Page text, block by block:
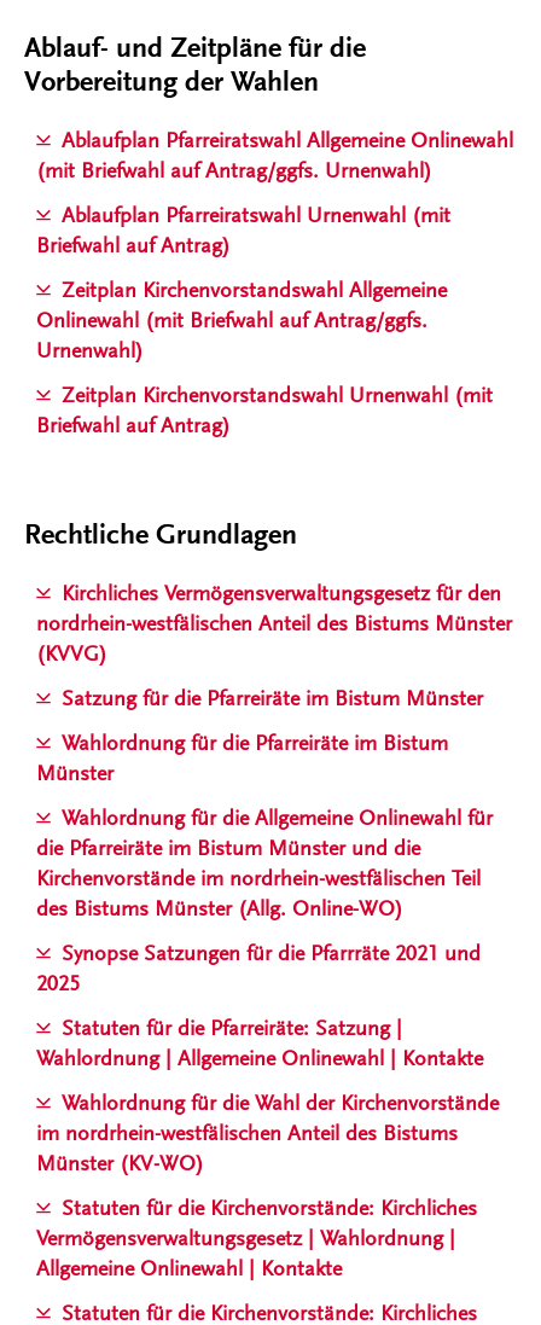
Ablauf- und Zeitpläne für die
Vorbereitung der Wahlen
Ablaufplan Pfarreiratswahl Allgemeine Onlinewahl
(mit Briefwahl auf Antrag/ggfs. Urnenwahl)
Ablaufplan Pfarreiratswahl Urnenwahl (mit
Briefwahl auf Antrag)
Zeitplan Kirchenvorstandswahl Allgemeine
Onlinewahl (mit Briefwahl auf Antrag/ggfs.
Urnenwahl)
Zeitplan Kirchenvorstandswahl Urnenwahl (mit
Briefwahl auf Antrag)
Rechtliche Grundlagen
Kirchliches Vermögensverwaltungsgesetz für den
nordrhein-westfälischen Anteil des Bistums Münster
(KVVG)
Satzung für die Pfarreiräte im Bistum Münster
Wahlordnung für die Pfarreiräte im Bistum
Münster
Wahlordnung für die Allgemeine Onlinewahl für
die Pfarreiräte im Bistum Münster und die
Kirchenvorstände im nordrhein-westfälischen Teil
des Bistums Münster (Allg. Online-WO)
Synopse Satzungen für die Pfarrräte 2021 und
2025
Statuten für die Pfarreiräte: Satzung |
Wahlordnung | Allgemeine Onlinewahl | Kontakte
Wahlordnung für die Wahl der Kirchenvorstände
im nordrhein-westfälischen Anteil des Bistums
Münster (KV-WO)
Statuten für die Kirchenvorstände: Kirchliches
Vermögensverwaltungsgesetz | Wahlordnung |
Allgemeine Onlinewahl | Kontakte
Statuten für die Kirchenvorstände: Kirchliches